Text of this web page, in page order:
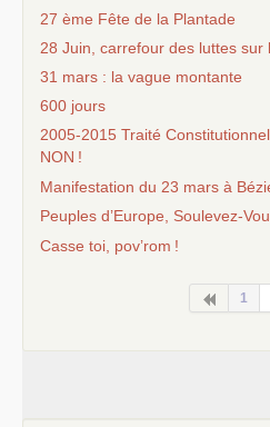
27 ème Fête de la Plantade
28 Juin, carrefour des luttes sur
31 mars : la vague montante
600 jours
2005-2015 Traité
NON !
Manifestation du 23 mars à
Peuples d’Europe, Soulevez-
Casse toi, pov’rom !
1